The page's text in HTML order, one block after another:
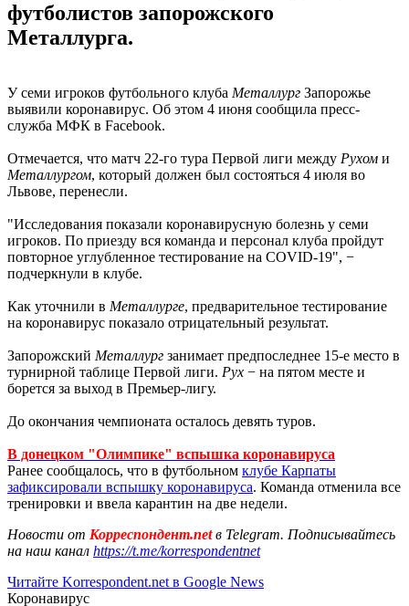
футболистов запорожского
Металлурга.
У семи игроков футбольного клуба Металлург Запорожье
выявили коронавирус. Об этом 4 июня сообщила пресс-
служба МФК в Facebook.
Отмечается, что матч 22-го тура Первой лиги между Рухом и
Металлургом, который должен был состояться 4 июля во
Львове, перенесли.
"Исследования показали коронавирусную болезнь у семи
игроков. По приезду вся команда и персонал клуба пройдут
повторное углубленное тестирование на COVID-19", −
подчеркнули в клубе.
Как уточнили в Металлурге, предварительное тестирование
на коронавирус показало отрицательный результат.
Запорожский Металлург занимает предпоследнее 15-е место в
турнирной таблице Первой лиги. Рух − на пятом месте и
борется за выход в Премьер-лигу.
До окончания чемпионата осталось девять туров.
В донецком "Олимпике" вспышка коронавируса
Ранее сообщалось, что в футбольном клубе Карпаты
зафиксировали вспышку коронавируса. Команда отменила все
тренировки и ввела карантин на две недели.
Новости от Корреспондент.netв Telegram. Подписывайтесь
на наш канал https://t.me/korrespondentnet
Читайте Korrespondent.net в Google News
Коронавирус